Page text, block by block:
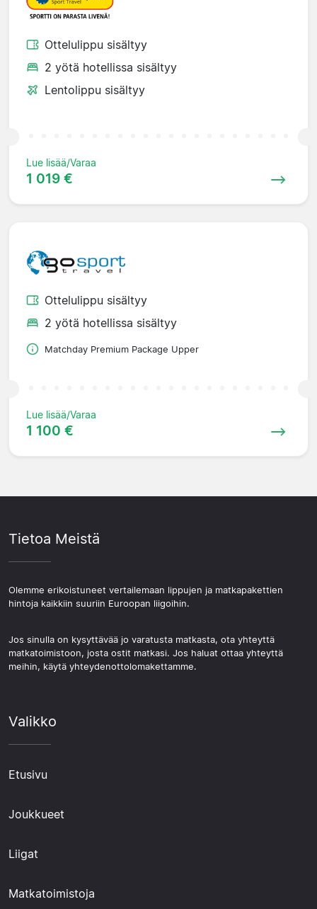
Ottelulippu sisältyy
2 yötä hotellissa sisältyy
Lentolippu sisältyy
Lue lisää/Varaa
1 019 €
Ottelulippu sisältyy
2 yötä hotellissa sisältyy
Matchday Premium Package Upper
Lue lisää/Varaa
1 100 €
Tietoa Meistä
Olemme erikoistuneet vertailemaan lippujen ja matkapakettien
hintoja kaikkiin suuriin Euroopan liigoihin.
Jos sinulla on kysyttävää jo varatusta matkasta, ota yhteyttä
matkatoimistoon, josta ostit matkasi. Jos haluat ottaa yhteyttä
meihin, käytä yhteydenottolomakettamme.
Valikko
Etusivu
Joukkueet
Liigat
Matkatoimistoja